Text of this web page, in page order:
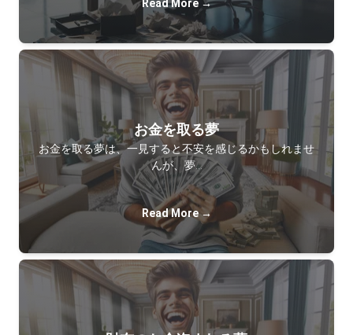
Read More →
お金を取る夢
お金を取る夢は、一見すると不安を感じるかもしれませ
んが、夢…
Read More →